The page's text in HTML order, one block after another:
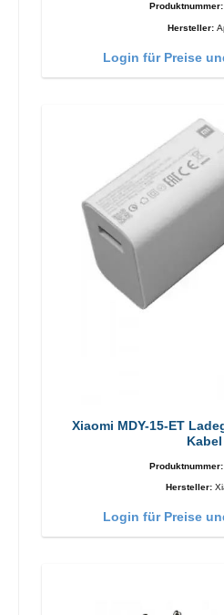
Produktnummer:
Hersteller:
Login für Preise
Xiaomi MDY-15-ET
Kabel
Produktnummer:
Hersteller:
Login für Preise